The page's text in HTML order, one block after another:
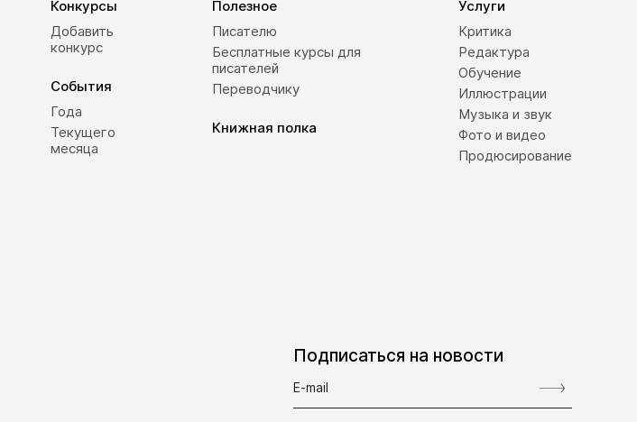
Конкурсы
Добавить
конкурс
События
Года
Текущего
месяца
Полезное
Писателю
Бесплатные курсы для
писателей
Переводчику
Книжная полка
Услуги
Критика
Редактура
Обучение
Иллюстрации
Музыка и звук
Фото и видео
Продюсирование
Подписаться на новости